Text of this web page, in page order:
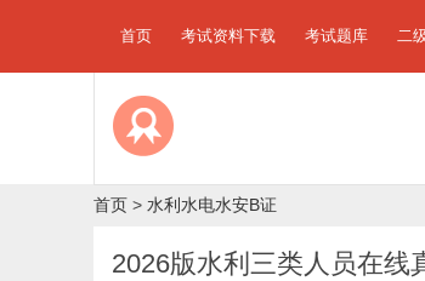
首页 考试资料下载 考试题库 二
首页 > 水利水电水安B证
2026版水利三类人员在线